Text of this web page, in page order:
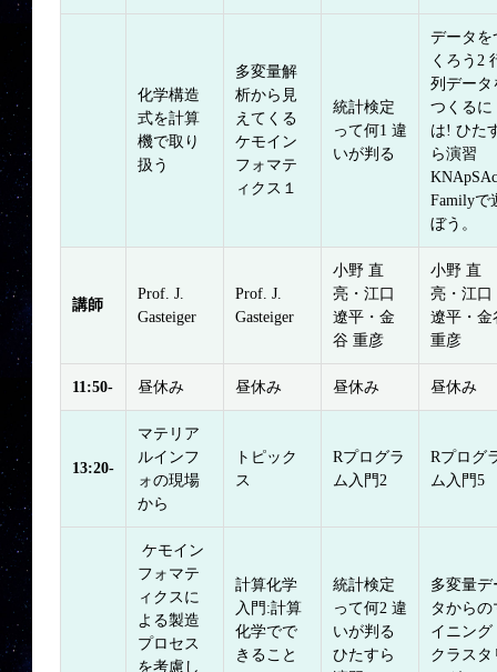
化学構造
式を計算
機で取り
扱う
多変量解
析から見
えてくる
ケモイン
フォマテ
ィクス１
統計検定
って何1 違
いが判る
データを
くろう2
列データ
つくるに
は! ひた
ら演習
Familyで
ぼう。
講師
Prof. J.
Gasteiger
Prof. J.
Gasteiger
小野 直
亮・江口
遼平・金
谷 重彦
小野 直
亮・江口
遼平・金
重彦
11:50- 昼休み 昼休み 昼休み 昼休み
13:20-
マテリア
ルインフ
ォの現場
から
トピック
ス
Rプログラ
ム入門2
Rプログ
ム入門5
ケモイン
フォマテ
ィクスに
よる製造
プロセス
を考慮し
計算化学
入門:計算
化学でで
きること
統計検定
って何2 違
いが判る
ひたすら
多変量デ
タからの
イニング
クラスタ